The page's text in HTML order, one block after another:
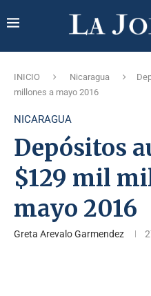
INICIO Nicaragua
millones a mayo 2016
NICARAGUA
Depósitos
$129 mil
mayo 2016
Greta Arevalo Garmendez